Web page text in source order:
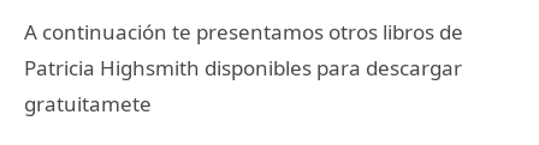
A continuación te presentamos otros libros de
Patricia Highsmith disponibles para descargar
gratuitamete